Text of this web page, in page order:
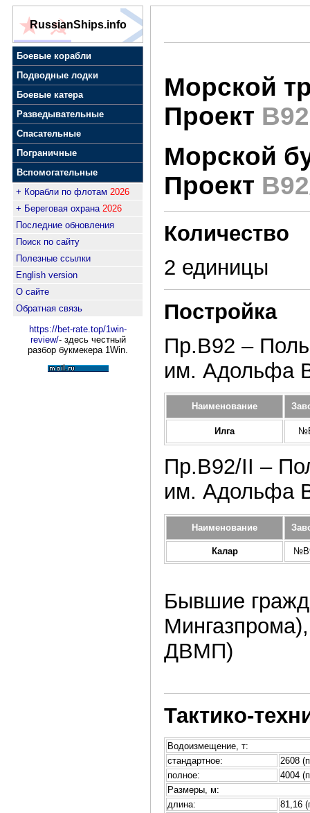
RussianShips.info
Боевые корабли
Подводные лодки
Боевые катера
Разведывательные
Спасательные
Пограничные
Вспомогательные
+ Корабли по флотам 2026
+ Береговая охрана 2026
Последние обновления
Поиск по сайту
Полезные ссылки
English version
О сайте
Обратная связь
https://bet-rate.top/1win-
review/- здесь честный
разбор букмекера 1Win.
Морской
Проект В92
Морской
Проект
Количество
2 единицы
Постройка
Пр.В92 –
им. Адольфа
Наименование
Илга
Пр.В92/II –
им. Адольфа
Наименование
Калар
Бывшие
ДВМП)
Тактико-
Водоизмещение, т:
стандартное:
2608
полное:
4004
Размеры, м:
длина:
81,16